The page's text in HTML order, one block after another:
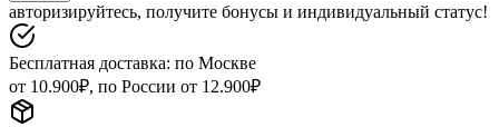
авторизируйтесь, получите бонусы и индивидуальный статус!
Бесплатная доставка: по Москве
от 10.900₽, по России от 12.900₽